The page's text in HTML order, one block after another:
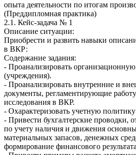
опыта деятельности по итогам
(Преддипломная практика)
2.1. Кейс-задача № 1
Описание ситуации:
Приобрести и развить навыки
в ВКР:
Содержание задания:
- Проанализировать
(учреждения).
- Проанализировать внутренние и
документы, регламентирующие
исследования в ВКР.
- Охарактеризовать учетную
- Привести бухгалтерские проводки,
по учету наличия и движения
материальных запасов, денежных
формирование финансового